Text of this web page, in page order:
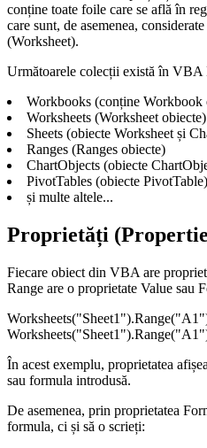
conține toate foile care se află în
care sunt, de asemenea,
(Worksheet).
Următoarele colecții există în VBA
Workbooks (conține Workbook
Worksheets (Worksheet obiecte)
Sheets (obiecte Worksheet și
Ranges (Ranges obiecte)
ChartObjects (obiecte
PivotTables (obiecte PivotTable)
și multe altele...
Proprietăți
Fiecare obiect din VBA are
Range are o proprietate Value sau
În acest exemplu, proprietatea
sau formula introdusă.
De asemenea, prin proprietatea
formula, ci și să o scrieți: